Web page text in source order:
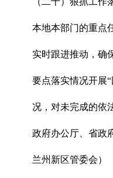
本地本部门的重点
实时跟进推动，确
要点落实情况开展
况，对未完成的依
政府办公厅、省政
兰州新区管委会）